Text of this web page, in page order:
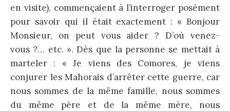
en visite), commençaient à l’interroger posément
pour savoir qui il était exactement : « Bonjour
Monsieur, on peut vous aider ? D’où venez-
vous ?… etc. ». Dès que la personne se mettait à
marteler : « Je viens des Comores, je viens
conjurer les Mahorais d’arrêter cette guerre, car
nous sommes de la même famille, nous sommes
du même père et de la même mère, nous